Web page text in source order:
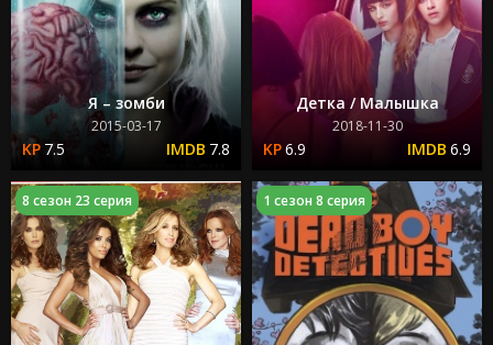
Я – зомби
2015-03-17
7.5 7.8
Детка / Малышка
2018-11-30
6.9 6.9
8 сезон 23 серия 16+ 1 сезон 8 серия